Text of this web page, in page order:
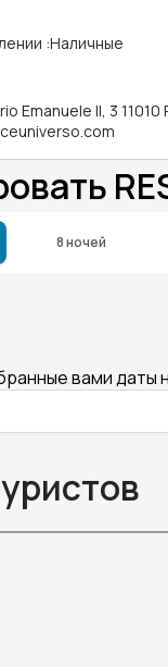
:Наличные
Emanuele II, 3
8 ночей
вами даты